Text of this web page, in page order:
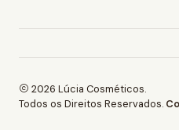
2026 Lúcia Cosméticos.
Todos os Direitos Reservados.